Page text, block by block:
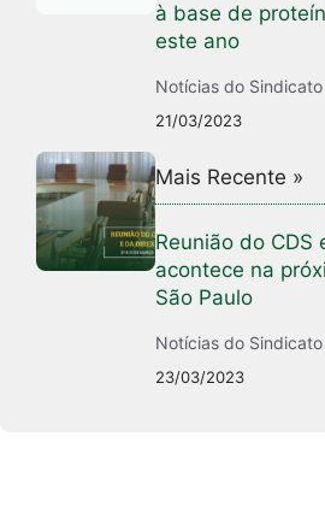
à base de
este ano
Notícias do Sindicato
21/03/2023
Mais Recente »
Reunião do CDS
acontece na
São Paulo
Notícias do Sindicato
23/03/2023